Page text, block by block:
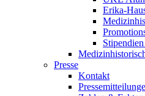
Erika-
Presse
Kontakt